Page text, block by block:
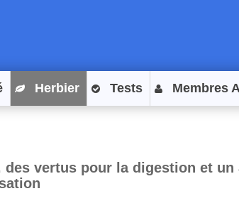
Herbier Tests Membres
vertus pour la digestion et